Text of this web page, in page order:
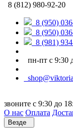
8 (812) 980-92-20
8 (950)
8 (950)
8 (981)
пн-пт с 9:30
звоните с 9:30 до
О нас Оплата
Везде